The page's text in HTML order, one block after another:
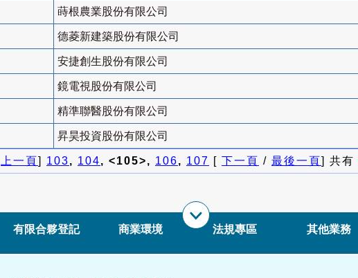
蒔根農業股份有限公司
德菱新建築股份有限公司
安捷創生股份有限公司
鏡電視股份有限公司
精準聯醫股份有限公司
昇昊投資股份有限公司
上一頁] 103, 104, <105>, 106, 107 [ 下一頁 / 最後一頁] 共有
有限合夥登記 商業環境 法規專區 其他業務